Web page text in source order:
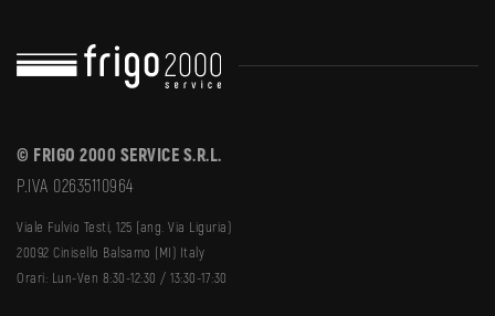
© FRIGO 2000 SERVICE S.R.L.
P.IVA 02635110964
Viale Fulvio Testi, 125 (ang. Via Liguria)
20092 Cinisello Balsamo (MI) Italy
Orari: Lun-Ven 8:30-12:30 / 13:30-17:30